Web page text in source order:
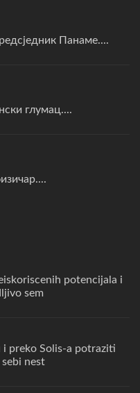
Панаме....
глумац....
potencijala i
sem
i preko Solis-a potraziti
nest